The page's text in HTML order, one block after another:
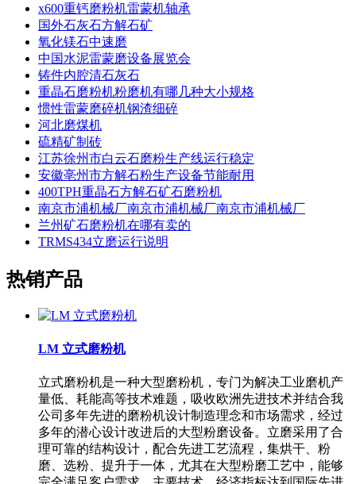
x600重钙磨粉机雷蒙机轴承
国外石灰石方解石矿
氧化镁石中速磨
中国水泥雷蒙磨设备展览会
铸件内腔清石灰石
重晶石磨粉机粉磨机有哪几种大小规格
惯性雷蒙磨碎机钢渣细碎
河北磨煤机
硫精矿制砖
江苏徐州市白云石磨粉生产线运行稳定
安徽亳州市方解石粉生产设备节能耐用
400TPH重晶石方解石矿石磨粉机
南京市浦机械厂南京市浦机械厂南京市浦机械厂
兰州矿石磨粉机在哪有卖的
TRMS434立磨运行说明
热销产品
LM 立式磨粉机
立式磨粉机是一种大型磨粉机，专门为解决工业磨机产
量低、耗能高等技术难题，吸收欧洲先进技术并结合我
公司多年先进的磨粉机设计制造理念和市场需求，经过
多年的潜心设计改进后的大型粉磨设备。立磨采用了合
理可靠的结构设计，配合先进工艺流程，集烘干、粉
磨、选粉、提升于一体，尤其在大型粉磨工艺中，能够